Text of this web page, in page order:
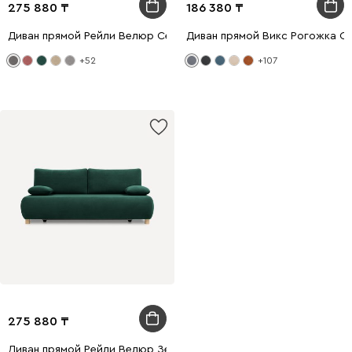
275 880
Диван прямой Рейли Велюр Серый
+52
186 380
Диван прямой Викс Рогожка
+107
275 880
Диван прямой Рейли Велюр Зеленый